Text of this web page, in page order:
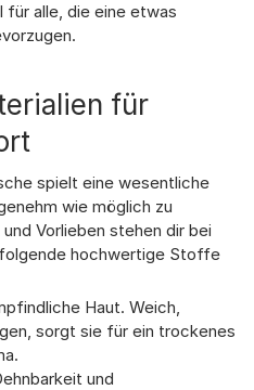
für alle, die eine etwas
für
spielt eine wesentliche
wie möglich zu
Vorlieben stehen dir bei
hochwertige Stoffe
Haut. Weich,
sorgt sie für ein trockenes
und